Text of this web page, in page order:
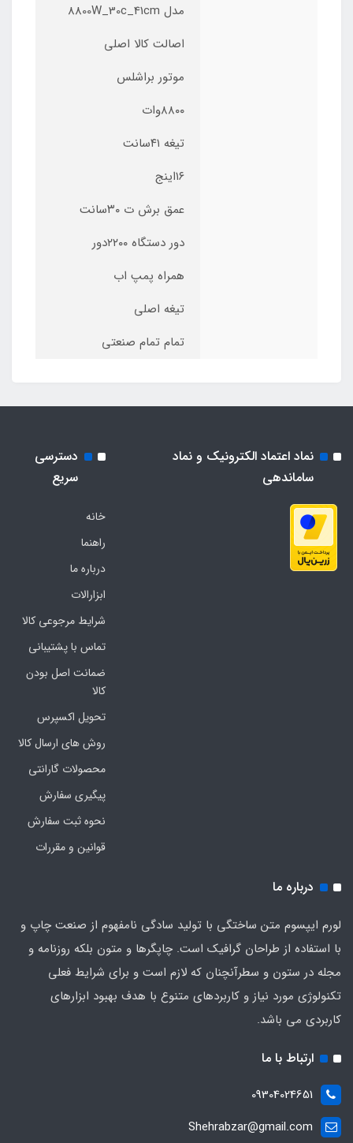
مدل 8800W_30c_41cm
اصالت کالا اصلی
موتور براشلس
۸۸۰۰وات
تیغه ۴۱سانت
۱۶اینج
عمق برش ت ۳۰سانت
دور دستگاه ۲۲۰۰دور
همراه پمپ اب
تیغه اصلی
تمام تمام صنعتی
نماد اعتماد الکترونیک و نماد
ساماندهی
دسترسی
سریع
خانه
راهنما
درباره ما
ابزارالات
شرایط مرجوعی کالا
تماس با پشتیبانی
ضمانت اصل بودن
کالا
تحویل اکسپرس
روش های ارسال کالا
محصولات گارانتی
پیگیری سفارش
نحوه ثبت سفارش
قوانین و مقررات
درباره ما
لورم ایپسوم متن ساختگی با تولید سادگی نامفهوم از صنعت چاپ و
با استفاده از طراحان گرافیک است. چاپگرها و متون بلکه روزنامه و
مجله در ستون و سطرآنچنان که لازم است و برای شرایط فعلی
تکنولوژی مورد نیاز و کاربردهای متنوع با هدف بهبود ابزارهای
کاربردی می باشد.
ارتباط با ما
09304024651
Shehrabzar@gmail.com